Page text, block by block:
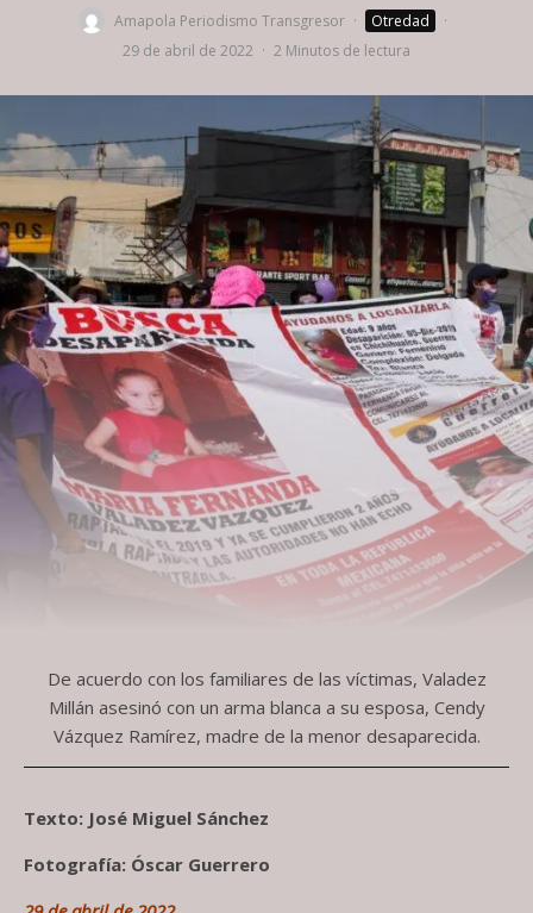
Amapola Periodismo Transgresor · Otredad
·
29 de abril de 2022 · 2 Minutos de lectura
De acuerdo con los familiares de las víctimas, Valadez
Millán asesinó con un arma blanca a su esposa, Cendy
Vázquez Ramírez, madre de la menor desaparecida.
Texto: José Miguel Sánchez
Fotografía: Óscar Guerrero